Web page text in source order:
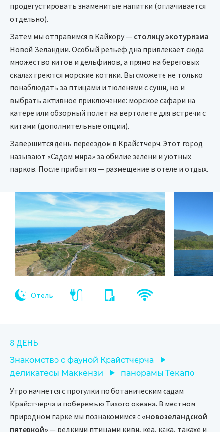
продегустировать знаменитые напитки (оплачивается
отдельно).
Затем мы отправимся в Кайкору — столицу экотуризма
Новой Зеландии. Особый рельеф дна привлекает сюда
множество китов и дельфинов, а прямо на береговых
скалах греются морские котики. Вы сможете не только
понаблюдать за птицами и тюленями с суши, но и
выбрать активное приключение: морское сафари на
катере или обзорный полет на вертолете для встречи с
китами (дополнительные опции).
Завершится день переездом в Крайстчерч. Этот город
называют «Садом мира» за обилие зелени и уютных
парков. После прибытия — размещение в отеле и отдых.
Отель
8 ДЕНЬ
Знакомство с фауной Крайстчерча
деликатесы Маккензи
панорамы Текапо
Утро начнется с прогулки по ботаническим садам
Крайстчерча и побережью Тихого океана. В местном
природном парке мы познакомимся с «новозеландской
пятеркой» — редкими птицами киви, кеа, кака, такахе и